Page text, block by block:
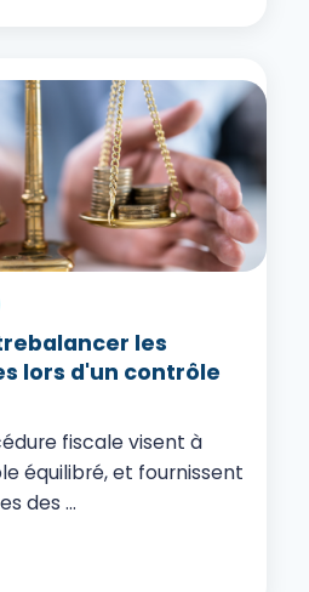
les
lors d'un contrôle
fiscale visent à
équilibré, et fournissent
des ...